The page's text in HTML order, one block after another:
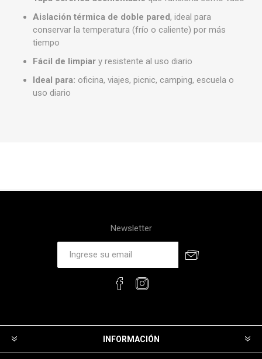
Aislación térmica de doble pared, ideal para
conservar la temperatura (frío o caliente) por más
tiempo
Fácil de limpiar y resistente al uso diario
Ideal para: oficina, viajes, picnic, camping, escuela o
uso diario
Newsletter
INFORMACIÓN